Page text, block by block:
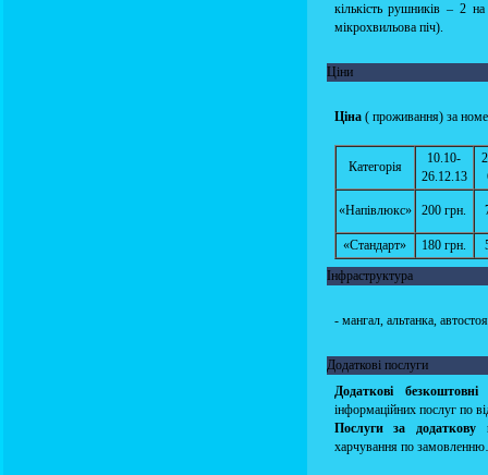
кількість рушників – 2
мікрохвильова піч).
Ціни
Ціна( проживання) за
Категорія
10.10-
26.12.13
«Напівлюкс» 200 грн.
«Стандарт» 180 грн.
Інфраструктура
- мангал, альтанка,
Додаткові послуги
Додаткові безкоштовні
інформаційних послуг по
Послуги за додаткову
харчування по